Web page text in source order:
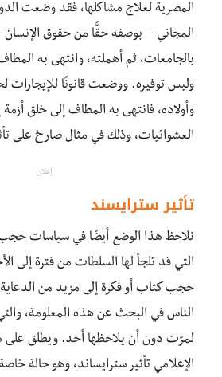
المصرية لعلاج مشاكلها، فقد وضعت
المجاني – بوصفه حقًّا من حقوق الإنسان –
بالجامعات، ثم أهملته، وانتهى به
وليس توفيره. ووضعت قانونًا للإيجارات
وأولاده، فانتهى به المطاف إلى خلق
العشوائيات، وذلك في مثال صارخ على
إعلان
تأثير سترايسند
نلاحظ هذا الوضع أيضًا في سياسات حجب
التي قد تلجأ لها السلطات من فترة إلى
حجب كتاب أو فكرة إلى مزيد من الدعاية
الناس في البحث عن هذه المعلومة، والتي
لمرّت دون أن يلاحظها أحد. ويطلق على
الإعلامي تأثير سترايساند، وهو حالة